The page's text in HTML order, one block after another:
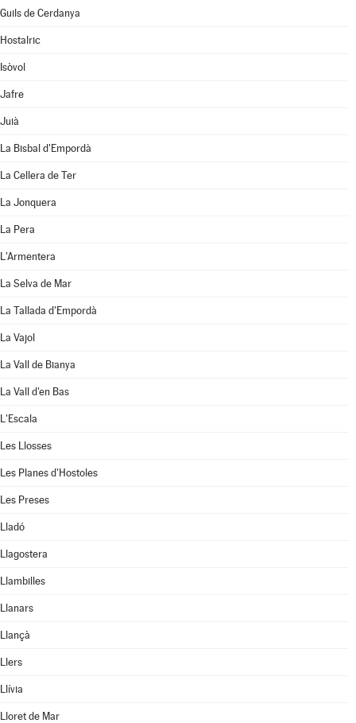
Guils de Cerdanya
Hostalric
Isòvol
Jafre
Juià
La Bisbal d'Empordà
La Cellera de Ter
La Jonquera
La Pera
L'Armentera
La Selva de Mar
La Tallada d'Empordà
La Vajol
La Vall de Bianya
La Vall d'en Bas
L'Escala
Les Llosses
Les Planes d'Hostoles
Les Preses
Lladó
Llagostera
Llambilles
Llanars
Llançà
Llers
Llívia
Lloret de Mar